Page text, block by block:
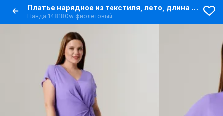
Платье нарядное из текстиля, лето, длина 122 см
Панда 148180w фиолетовый